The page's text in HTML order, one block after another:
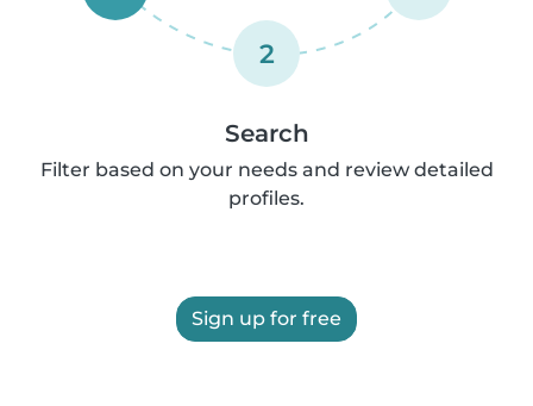
2
Search
Filter based on your needs and review detailed
profiles.
Sign up for free